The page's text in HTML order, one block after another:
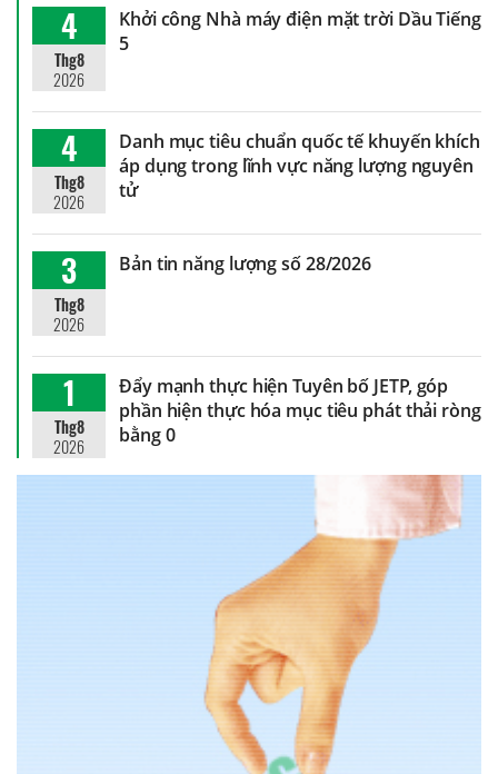
4
Thg8
2026
Khởi công Nhà máy điện mặt trời Dầu Tiếng
5
4
Thg8
2026
Danh mục tiêu chuẩn quốc tế khuyến khích
áp dụng trong lĩnh vực năng lượng nguyên
tử
3
Thg8
2026
Bản tin năng lượng số 28/2026
1
Thg8
2026
Đẩy mạnh thực hiện Tuyên bố JETP, góp
phần hiện thực hóa mục tiêu phát thải ròng
bằng 0